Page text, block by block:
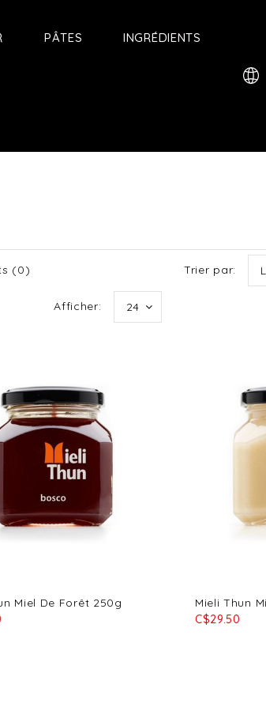
PÂTES INGRÉDIENTS
(0) Trier par:
Afficher: 24
Miel De Forêt 250g
Mieli Thun
C$29.50